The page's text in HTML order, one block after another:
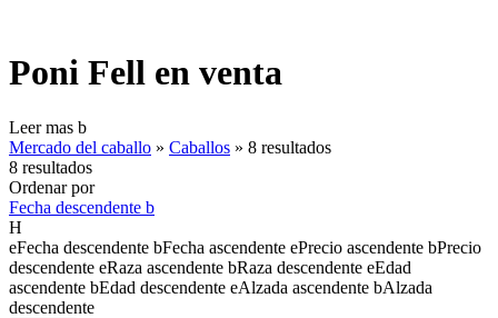
Poni Fell en venta
Leer mas b
Mercado del caballo » Caballos » 8 resultados
8 resultados
Ordenar por
Fecha descendente b
H
eFecha descendente bFecha ascendente ePrecio ascendente bPrecio
descendente eRaza ascendente bRaza descendente eEdad
ascendente bEdad descendente eAlzada ascendente bAlzada
descendente